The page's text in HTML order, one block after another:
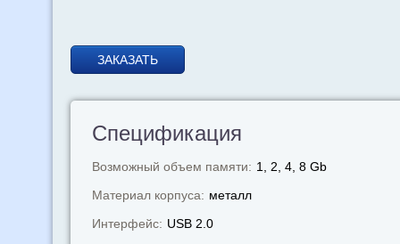
ЗАКАЗАТЬ
Спецификация
Возможный объем памяти: 1, 2, 4, 8 Gb
Материал корпуса: металл
Интерфейс: USB 2.0